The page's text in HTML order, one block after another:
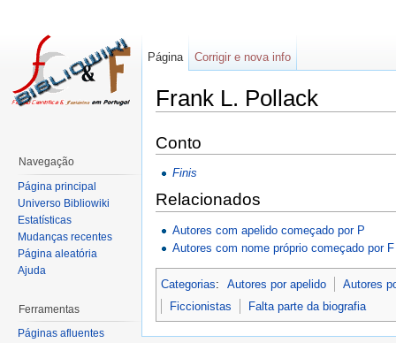
Frank L. Pollack
Conto
Finis
Relacionados
Autores com apelido começado por P
Autores com nome próprio começado por F
Categorias: Autores por apelido
Autores
Ficcionistas
Falta parte da biografia
Página Corrigir e nova info
Navegação
Página principal
Universo Bibliowiki
Estatísticas
Mudanças recentes
Página aleatória
Ajuda
Ferramentas
Páginas afluentes